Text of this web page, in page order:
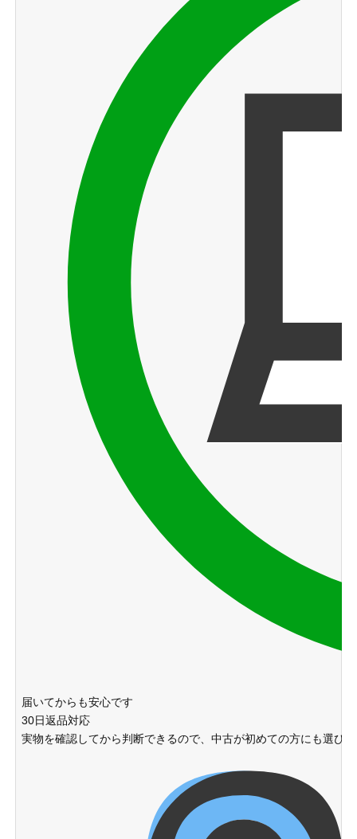
届いてからも安心です
30日返品対応
実物を確認してから判断できるので、中古が初めての方にも選び